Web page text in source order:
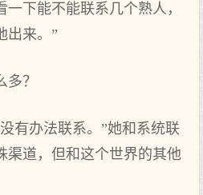
一下能不能联系几个熟人，
出来。”
？
有办法联系。”她和系统联
渠道，但和这个世界的其他